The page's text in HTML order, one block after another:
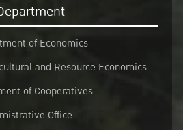
of Economics
and Resource Economics
of Cooperatives
Office